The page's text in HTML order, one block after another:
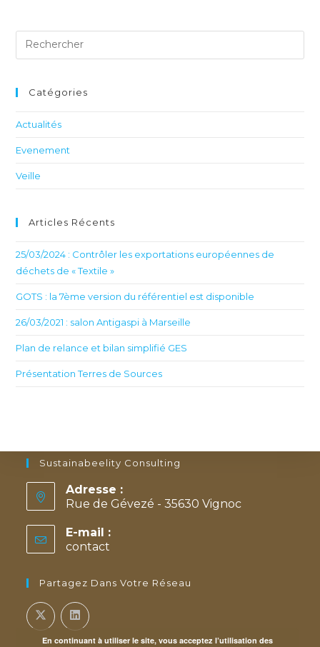
Catégories
Actualités
Evenement
Veille
Articles Récents
25/03/2024 : Contrôler les exportations européennes de
déchets de « Textile »
GOTS : la 7ème version du référentiel est disponible
26/03/2021 : salon Antigaspi à Marseille
Plan de relance et bilan simplifié GES
Présentation Terres de Sources
Sustainabeelity Consulting
Adresse :
Rue de Gévezé - 35630 Vignoc
E-mail :
contact
Partagez Dans Votre Réseau
En continuant à utiliser le site, vous acceptez l’utilisation des